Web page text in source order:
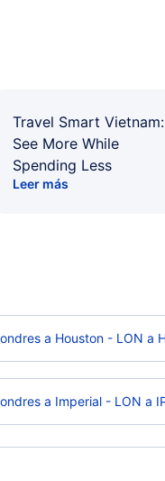
Travel Smart Vietnam:
See More While
Spending Less
Leer más
a Houston - LON a
a Imperial - LON a